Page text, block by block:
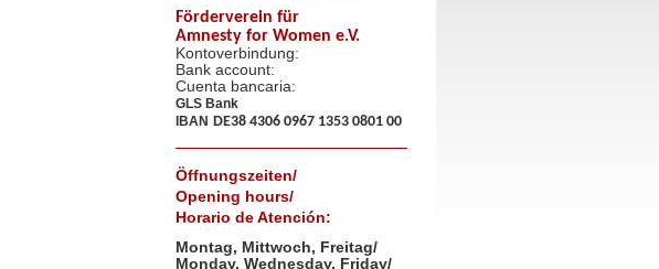
Förderverein für
Amnesty for Women e.V.
Kontoverbindung:
Bank account:
Cuenta bancaria:
GLS Bank
IBAN DE38 4306 0967 1353 0801 00
Öffnungszeiten/
Opening hours/
Horario de Atención:
Montag, Mittwoch, Freitag/
Monday, Wednesday, Friday/